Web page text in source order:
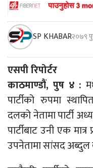
SP KHABAR२०७९
एसपी रिपोर्टर
काठमाण्डौं, पुष ४ :
पार्टीको रुपमा
दलको नेतामा पार्टी
पार्टीबाट उनी एक
उपनेतामा सांसद